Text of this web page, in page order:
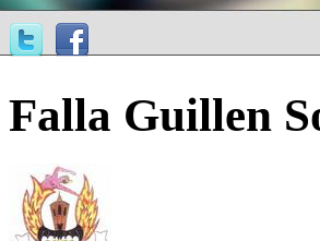
Falla Guillen